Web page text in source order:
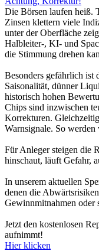
Die Börsen laufen heiß.
Zinsen klettern viele
unter der Oberfläche
Halbleiter-, KI- und
die Stimmung drehen
Besonders gefährlich ist
Saisonalität, dünner
historisch hohen
Chips sind inzwischen
Korrekturen.
Warnsignale. So werden
Für Anleger steigen die
hinschaut, läuft Gefahr,
In unserem aktuellen
denen die
Gewinnmitnahmen oder
Jetzt den kostenlosen
aufnimmt!
Hier klicken